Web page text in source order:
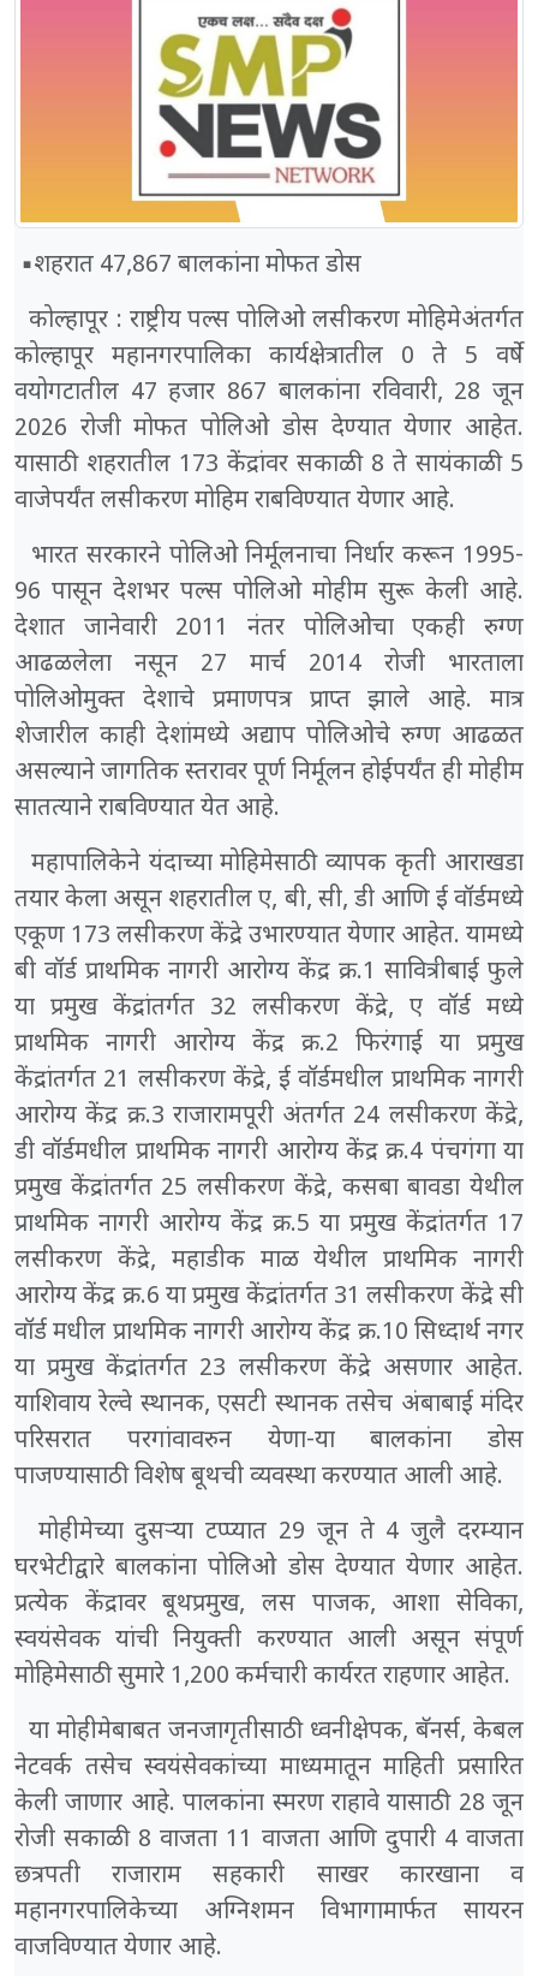
▪️शहरात 47,867 बालकांना मोफत डोस
कोल्हापूर : राष्ट्रीय पल्स पोलिओ लसीकरण मोहिमेअंतर्गत
कोल्हापूर महानगरपालिका कार्यक्षेत्रातील 0 ते 5 वर्षे
वयोगटातील 47 हजार 867 बालकांना रविवारी, 28 जून
2026 रोजी मोफत पोलिओ डोस देण्यात येणार आहेत.
यासाठी शहरातील 173 केंद्रांवर सकाळी 8 ते सायंकाळी 5
वाजेपर्यंत लसीकरण मोहिम राबविण्यात येणार आहे.
भारत सरकारने पोलिओ निर्मूलनाचा निर्धार करून 1995-
96 पासून देशभर पल्स पोलिओ मोहीम सुरू केली आहे.
देशात जानेवारी 2011 नंतर पोलिओचा एकही रुग्ण
आढळलेला नसून 27 मार्च 2014 रोजी भारताला
पोलिओमुक्त देशाचे प्रमाणपत्र प्राप्त झाले आहे. मात्र
शेजारील काही देशांमध्ये अद्याप पोलिओचे रुग्ण आढळत
असल्याने जागतिक स्तरावर पूर्ण निर्मूलन होईपर्यंत ही मोहीम
सातत्याने राबविण्यात येत आहे.
महापालिकेने यंदाच्या मोहिमेसाठी व्यापक कृती आराखडा
तयार केला असून शहरातील ए, बी, सी, डी आणि ई वॉर्डमध्ये
एकूण 173 लसीकरण केंद्रे उभारण्यात येणार आहेत. यामध्ये
बी वॉर्ड प्राथमिक नागरी आरोग्य केंद्र क्र.1 सावित्रीबाई फुले
या प्रमुख केंद्रांतर्गत 32 लसीकरण केंद्रे, ए वॉर्ड मध्ये
प्राथमिक नागरी आरोग्य केंद्र क्र.2 फिरंगाई या प्रमुख
केंद्रांतर्गत 21 लसीकरण केंद्रे, ई वॉर्डमधील प्राथमिक नागरी
आरोग्य केंद्र क्र.3 राजारामपूरी अंतर्गत 24 लसीकरण केंद्रे,
डी वॉर्डमधील प्राथमिक नागरी आरोग्य केंद्र क्र.4 पंचगंगा या
प्रमुख केंद्रांतर्गत 25 लसीकरण केंद्रे, कसबा बावडा येथील
प्राथमिक नागरी आरोग्य केंद्र क्र.5 या प्रमुख केंद्रांतर्गत 17
लसीकरण केंद्रे, महाडीक माळ येथील प्राथमिक नागरी
आरोग्य केंद्र क्र.6 या प्रमुख केंद्रांतर्गत 31 लसीकरण केंद्रे सी
वॉर्ड मधील प्राथमिक नागरी आरोग्य केंद्र क्र.10 सिध्दार्थ नगर
या प्रमुख केंद्रांतर्गत 23 लसीकरण केंद्रे असणार आहेत.
याशिवाय रेल्वे स्थानक, एसटी स्थानक तसेच अंबाबाई मंदिर
परिसरात परगांवावरुन येणा-या बालकांना डोस
पाजण्यासाठी विशेष बूथची व्यवस्था करण्यात आली आहे.
मोहीमेच्या दुसऱ्या टप्प्यात 29 जून ते 4 जुलै दरम्यान
घरभेटीद्वारे बालकांना पोलिओ डोस देण्यात येणार आहेत.
प्रत्येक केंद्रावर बूथप्रमुख, लस पाजक, आशा सेविका,
स्वयंसेवक यांची नियुक्ती करण्यात आली असून संपूर्ण
मोहिमेसाठी सुमारे 1,200 कर्मचारी कार्यरत राहणार आहेत.
या मोहीमेबाबत जनजागृतीसाठी ध्वनीक्षेपक, बॅनर्स, केबल
नेटवर्क तसेच स्वयंसेवकांच्या माध्यमातून माहिती प्रसारित
केली जाणार आहे. पालकांना स्मरण राहावे यासाठी 28 जून
रोजी सकाळी 8 वाजता 11 वाजता आणि दुपारी 4 वाजता
छत्रपती राजाराम सहकारी साखर कारखाना व
महानगरपालिकेच्या अग्निशमन विभागामार्फत सायरन
वाजविण्यात येणार आहे.